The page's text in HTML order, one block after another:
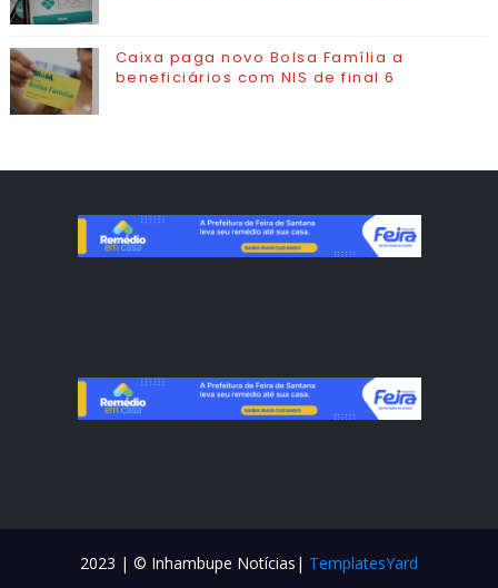
Caixa paga novo Bolsa Família a
beneficiários com NIS de final 6
2023 | © Inhambupe Notícias| TemplatesYard